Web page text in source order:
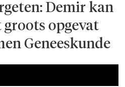
Demir kan
opgevat
Geneeskunde